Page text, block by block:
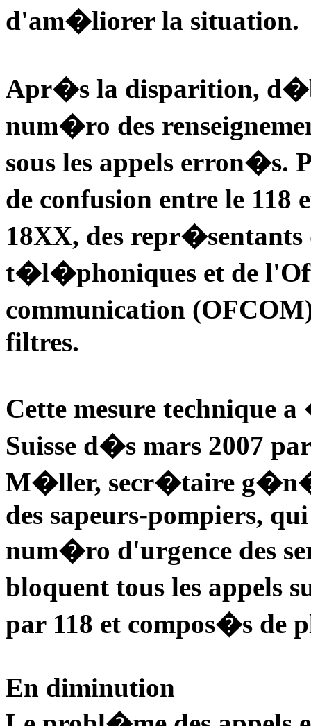
d'am�liorer la situation.
Apr�s la disparition,
num�ro des
sous les appels
de confusion entre le 118
18XX, des
t�l�phoniques et de
communication
filtres.
Cette mesure technique
Suisse d�s mars 2007
M�ller, secr�taire
des sapeurs-pompiers,
num�ro d'urgence des
bloquent tous les appels
par 118 et compos�s de
En diminution